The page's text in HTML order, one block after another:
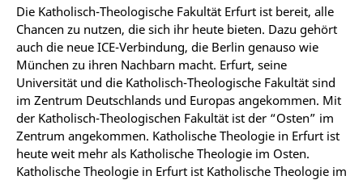
Die Katholisch-Theologische Fakultät Erfurt ist bereit, alle
Chancen zu nutzen, die sich ihr heute bieten. Dazu gehört
auch die neue ICE-Verbindung, die Berlin genauso wie
München zu ihren Nachbarn macht. Erfurt, seine
Universität und die Katholisch-Theologische Fakultät sind
im Zentrum Deutschlands und Europas angekommen. Mit
der Katholisch-Theologischen Fakultät ist der “Osten” im
Zentrum angekommen. Katholische Theologie in Erfurt ist
heute weit mehr als Katholische Theologie im Osten.
Katholische Theologie in Erfurt ist Katholische Theologie im